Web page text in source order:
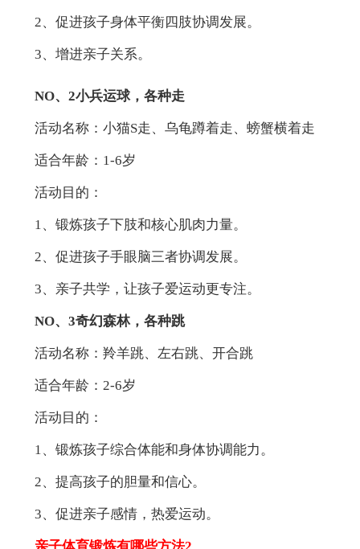
2、促进孩子身体平衡四肢协调发展。
3、增进亲子关系。
NO、2小兵运球，各种走
活动名称：小猫S走、乌龟蹲着走、螃蟹横着走
适合年龄：1-6岁
活动目的：
1、锻炼孩子下肢和核心肌肉力量。
2、促进孩子手眼脑三者协调发展。
3、亲子共学，让孩子爱运动更专注。
NO、3奇幻森林，各种跳
活动名称：羚羊跳、左右跳、开合跳
适合年龄：2-6岁
活动目的：
1、锻炼孩子综合体能和身体协调能力。
2、提高孩子的胆量和信心。
3、促进亲子感情，热爱运动。
亲子体育锻炼有哪些方法2